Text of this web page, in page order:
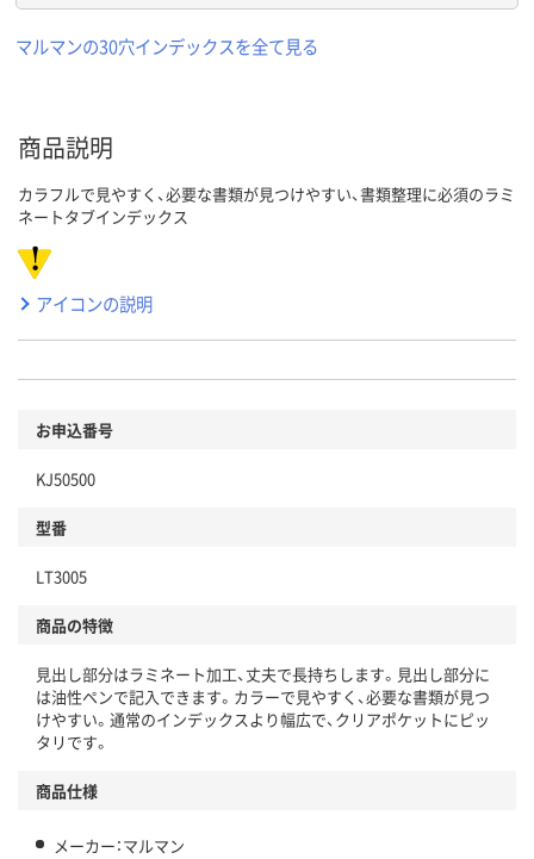
マルマンの30穴インデックスを全て見る
商品説明
カラフルで見やすく、必要な書類が見つけやすい、書類整理に必須のラミ
ネートタブインデックス
アイコンの説明
お申込番号
KJ50500
型番
LT3005
商品の特徴
見出し部分はラミネート加工、丈夫で長持ちします。見出し部分に
は油性ペンで記入できます。カラーで見やすく、必要な書類が見つ
けやすい。通常のインデックスより幅広で、クリアポケットにピッ
タリです。
商品仕様
メーカー：マルマン